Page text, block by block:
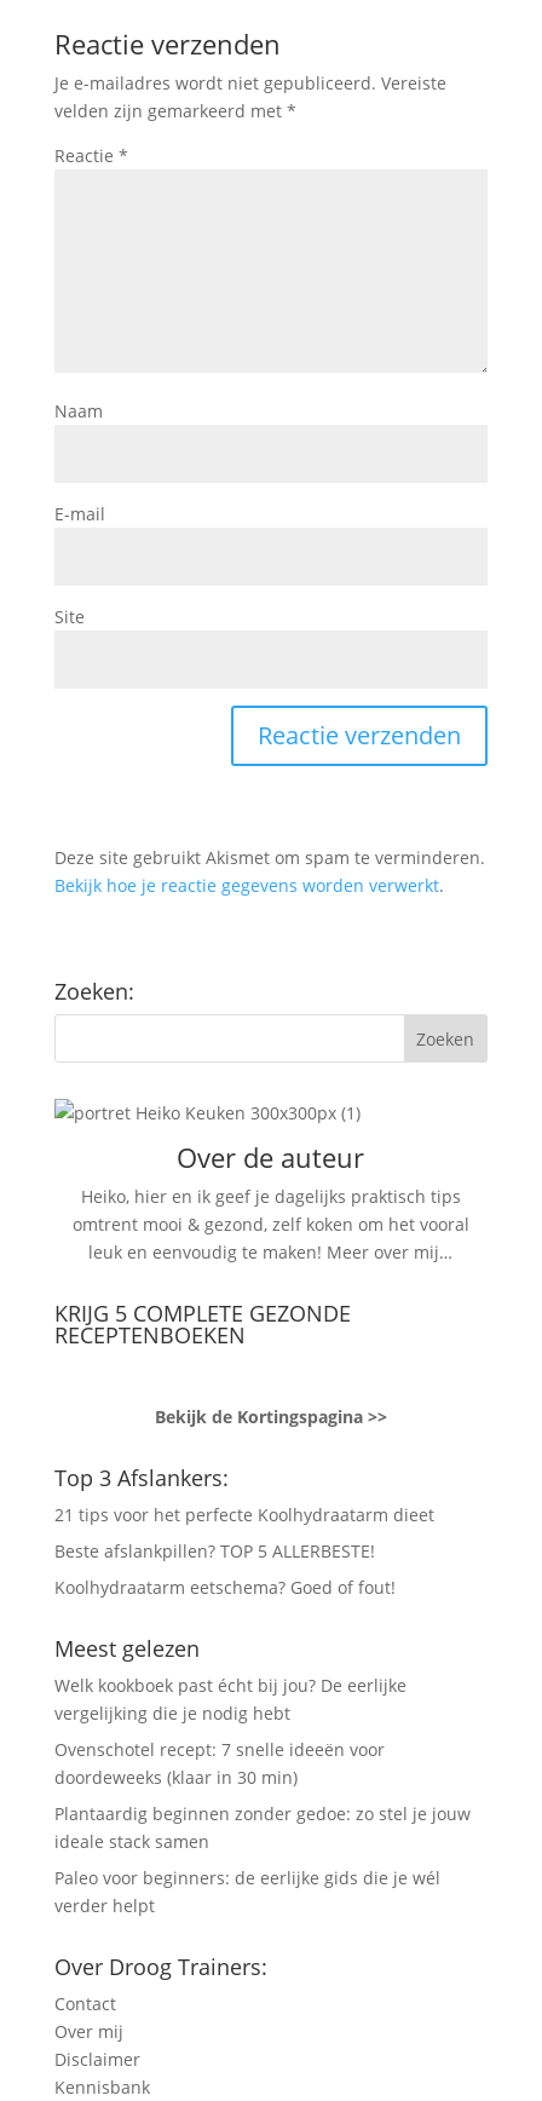
Reactie verzenden
Je e-mailadres wordt niet gepubliceerd. Vereiste
velden zijn gemarkeerd met *
Reactie *
Naam
E-mail
Site
Deze site gebruikt Akismet om spam te verminderen.
Bekijk hoe je reactie gegevens worden verwerkt.
Zoeken:
Over de auteur
Heiko, hier en ik geef je dagelijks praktisch tips
omtrent mooi & gezond, zelf koken om het vooral
leuk en eenvoudig te maken! Meer over mij…
KRIJG 5 COMPLETE GEZONDE
RECEPTENBOEKEN
Bekijk de Kortingspagina >>
Top 3 Afslankers:
21 tips voor het perfecte Koolhydraatarm dieet
Beste afslankpillen? TOP 5 ALLERBESTE!
Koolhydraatarm eetschema? Goed of fout!
Meest gelezen
Welk kookboek past écht bij jou? De eerlijke
vergelijking die je nodig hebt
Ovenschotel recept: 7 snelle ideeën voor
doordeweeks (klaar in 30 min)
Plantaardig beginnen zonder gedoe: zo stel je jouw
ideale stack samen
Paleo voor beginners: de eerlijke gids die je wél
verder helpt
Over Droog Trainers:
Contact
Over mij
Disclaimer
Kennisbank